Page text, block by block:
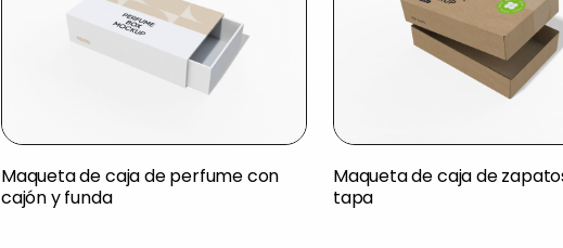
Maqueta de caja de perfume con
cajón y funda
Maqueta de caja de
tapa